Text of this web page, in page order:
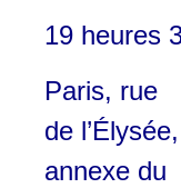
19 heures
Paris, rue
de l’Élysée,
annexe du